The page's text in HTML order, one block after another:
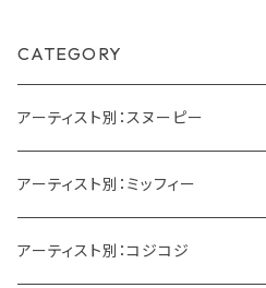
CATEGORY
アーティスト別：スヌーピー
アーティスト別：ミッフィー
アーティスト別：コジコジ